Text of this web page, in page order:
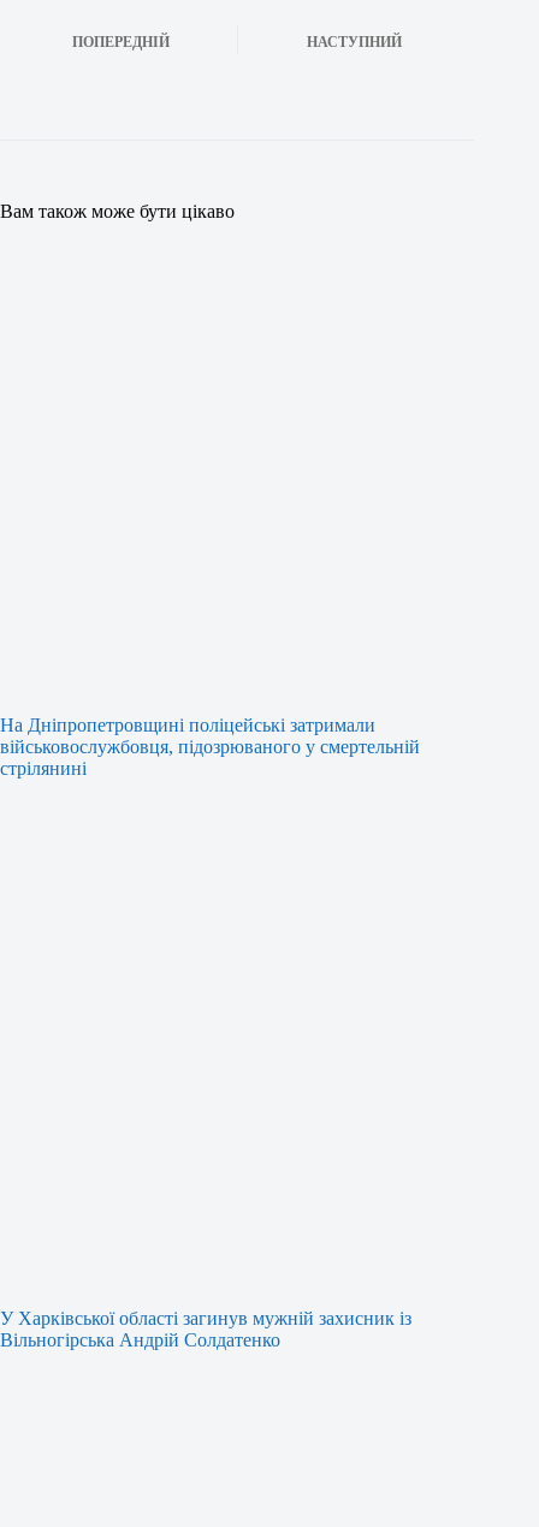
ПОПЕРЕДНІЙ НАСТУПНИЙ
Вам також може бути цікаво
На Дніпропетровщині поліцейські затримали
військовослужбовця, підозрюваного у смертельній
стрілянині
У Харківської області загинув мужній захисник із
Вільногірська Андрій Солдатенко